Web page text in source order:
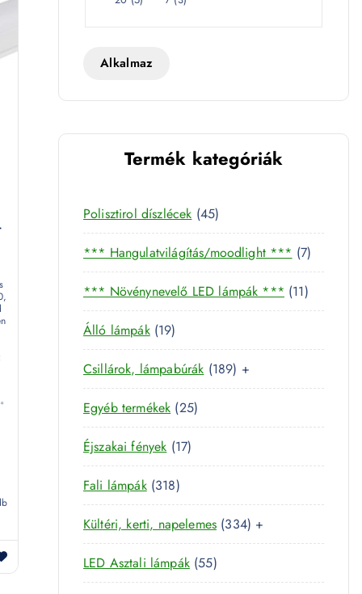
t
Alkalmaz
Termék kategóriák
Polisztirol díszlécek 454
5
t
e
r
k
*** Hangulatvilágítás/moodlight *** 77
t
e
r
*** Növénynevelő LED lámpák *** 111
1
e
Álló lámpák 191
9
t
e
r
m
é
k
Csillárok, lámpabúrák 1891
8
t
é
k
+
Egyéb termékek 252
5
e
k
Éjszakai fények 171
7
e
r
m
Fali lámpák 3183
1
8
t
e
Kültéri, kerti, napelemes 3343
3
t
+
LED Asztali lámpák 555
5